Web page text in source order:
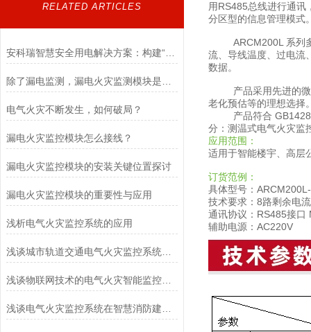
RELATED ARTICLES
电气火灾不断发生，如何破局？
漏电火灾监控模块怎么接线？
漏电火灾监控模块的安装关键位置探讨
漏电火灾监控模块的重要性与应用
浅析电气火灾监控系统的应用
浅谈城市轨道交通电气火灾监控系统的研究与应用
浅谈物联网技术的电气火灾智能监控系统平台设计
用RS485总线进行通
分区型的信息管理模式
ARCM200L 系列多
流、导线温度、过电流
数据。
产品采用先进的微控
老化预估等的理想选择
产品符合
分：测温式电气火灾监
应用范围：
适用于智能楼宇、高层
订货范例：
具体型号：
技术要求：8路剩余电
通讯协议：RS485接口
辅助电源：AC220V